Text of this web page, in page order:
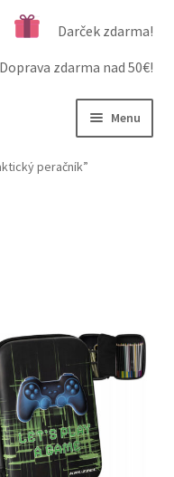
Darček zdarma!
Doprava zdarma nad 50€!
Menu
peračník”